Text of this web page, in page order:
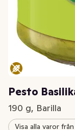
Pesto
190 g, Barilla
Visa alla varor från